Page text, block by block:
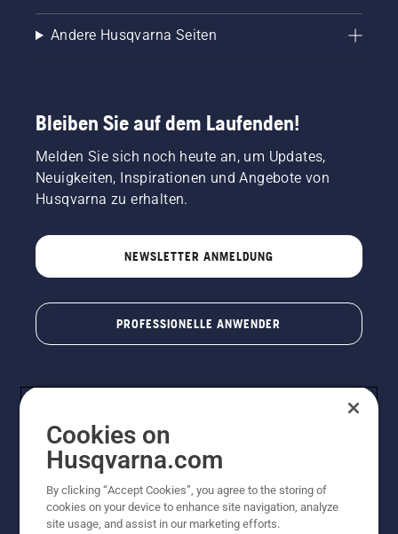
Andere Husqvarna Seiten
Bleiben Sie auf dem Laufenden!
Melden Sie sich noch heute an, um Updates,
Neuigkeiten, Inspirationen und Angebote von
Husqvarna zu erhalten.
NEWSLETTER ANMELDUNG
PROFESSIONELLE ANWENDER
© Husqvarna AB (publ). Alle Rechte vorbehalten. Bei
den Preisangaben handelt es sich um unverbindliche
Cookies on
Husqvarna.com
By clicking “Accept Cookies”, you agree to the storing of
cookies on your device to enhance site navigation, analyze
site usage, and assist in our marketing efforts.